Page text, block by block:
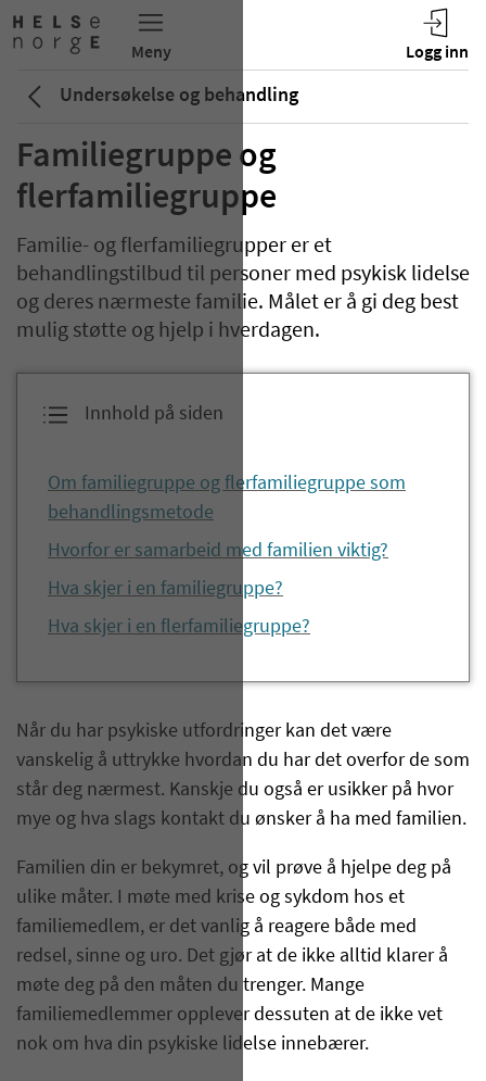
Undersøkelse og behandling
Familiegruppe og
flerfamiliegruppe
Familie- og flerfamiliegrupper er et
behandlingstilbud til personer med psykisk lidelse
og deres nærmeste familie. Målet er å gi deg best
mulig støtte og hjelp i hverdagen.
Innhold på siden
Om familiegruppe og flerfamiliegruppe som
behandlingsmetode
Hvorfor er samarbeid med familien viktig?
Hva skjer i en familiegruppe?
Hva skjer i en flerfamiliegruppe?
Når du har psykiske utfordringer kan det være
vanskelig å uttrykke hvordan du har det overfor de som
står deg nærmest. Kanskje du også er usikker på hvor
mye og hva slags kontakt du ønsker å ha med familien.
Familien din er bekymret, og vil prøve å hjelpe deg på
ulike måter. I møte med krise og sykdom hos et
familiemedlem, er det vanlig å reagere både med
redsel, sinne og uro. Det gjør at de ikke alltid klarer å
møte deg på den måten du trenger. Mange
familiemedlemmer opplever dessuten at de ikke vet
nok om hva din psykiske lidelse innebærer.